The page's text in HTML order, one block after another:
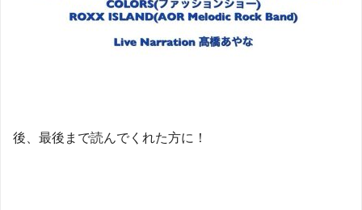
後、最後まで読んでくれた方に！